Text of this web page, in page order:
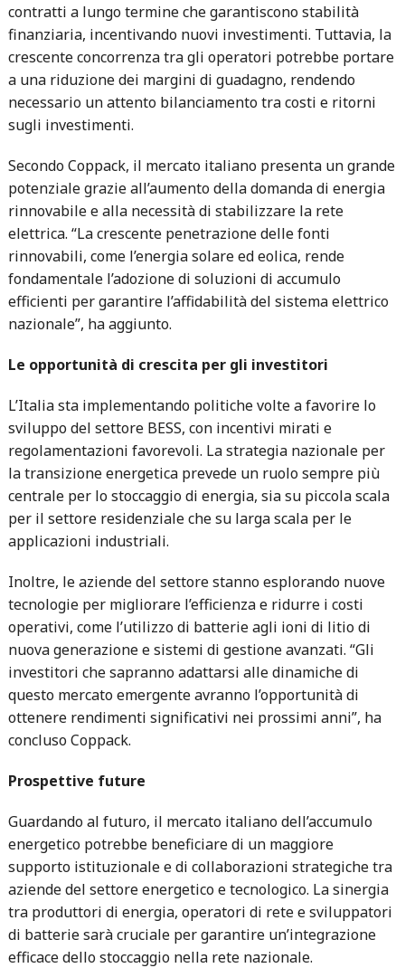
contratti a lungo termine che garantiscono stabilità
finanziaria, incentivando nuovi investimenti. Tuttavia, la
crescente concorrenza tra gli operatori potrebbe portare
a una riduzione dei margini di guadagno, rendendo
necessario un attento bilanciamento tra costi e ritorni
sugli investimenti.
Secondo Coppack, il mercato italiano presenta un grande
potenziale grazie all’aumento della domanda di energia
rinnovabile e alla necessità di stabilizzare la rete
elettrica. “La crescente penetrazione delle fonti
rinnovabili, come l’energia solare ed eolica, rende
fondamentale l’adozione di soluzioni di accumulo
efficienti per garantire l’affidabilità del sistema elettrico
nazionale”, ha aggiunto.
Le opportunità di crescita per gli investitori
L’Italia sta implementando politiche volte a favorire lo
sviluppo del settore BESS, con incentivi mirati e
regolamentazioni favorevoli. La strategia nazionale per
la transizione energetica prevede un ruolo sempre più
centrale per lo stoccaggio di energia, sia su piccola scala
per il settore residenziale che su larga scala per le
applicazioni industriali.
Inoltre, le aziende del settore stanno esplorando nuove
tecnologie per migliorare l’efficienza e ridurre i costi
operativi, come l’utilizzo di batterie agli ioni di litio di
nuova generazione e sistemi di gestione avanzati. “Gli
investitori che sapranno adattarsi alle dinamiche di
questo mercato emergente avranno l’opportunità di
ottenere rendimenti significativi nei prossimi anni”, ha
concluso Coppack.
Prospettive future
Guardando al futuro, il mercato italiano dell’accumulo
energetico potrebbe beneficiare di un maggiore
supporto istituzionale e di collaborazioni strategiche tra
aziende del settore energetico e tecnologico. La sinergia
tra produttori di energia, operatori di rete e sviluppatori
di batterie sarà cruciale per garantire un’integrazione
efficace dello stoccaggio nella rete nazionale.